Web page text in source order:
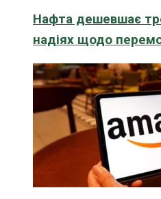
Нафта дешевшає
надіях щодо